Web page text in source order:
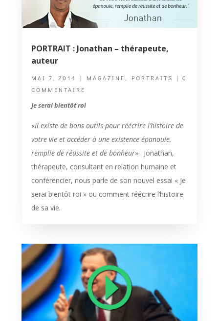
PORTRAIT : Jonathan – thérapeute,
auteur
MAI 7, 2014 | MAGAZINE PORTRAITS
| 0
COMMENTAIRE
Je serai bientôt roi
«Il existe de bons outils pour réécrire l’histoire de
votre vie et accéder à une existence épanouie,
remplie de réussite et de bonheur». Jonathan,
thérapeute, consultant en relation humaine et
conférencier, nous parle de son nouvel essai « Je
serai bientôt roi » ou comment réécrire l’histoire
de sa vie.